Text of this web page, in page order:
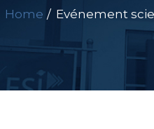
Home Evénement